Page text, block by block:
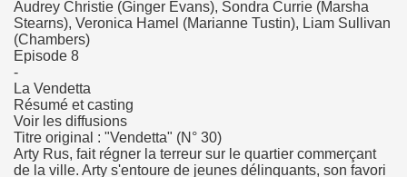
Audrey Christie (Ginger Evans), Sondra Currie (Marsha
Stearns), Veronica Hamel (Marianne Tustin), Liam Sullivan
(Chambers)
Episode 8
-
La Vendetta
Résumé et casting
Voir les diffusions
Titre original : "Vendetta" (N° 30)
Arty Rus, fait régner la terreur sur le quartier commerçant
de la ville. Arty s'entoure de jeunes délinquants, son favori